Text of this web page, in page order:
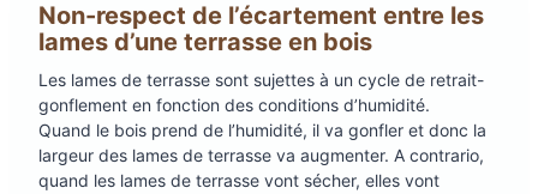
Non-respect de l’écartement entre les
lames d’une terrasse en bois
Les lames de terrasse sont sujettes à un cycle de retrait-
gonflement en fonction des conditions d’humidité.
Quand le bois prend de l’humidité, il va gonfler et donc la
largeur des lames de terrasse va augmenter. A contrario,
quand les lames de terrasse vont sécher, elles vont